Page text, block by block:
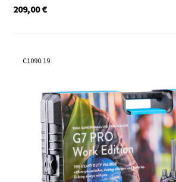
€
209,00
C1090.19